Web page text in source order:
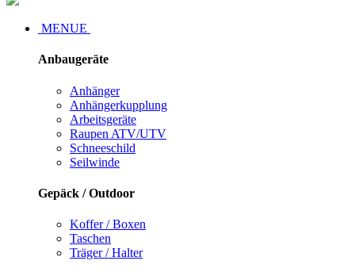
MENUE
Anbaugeräte
Anhänger
Anhängerkupplung
Arbeitsgeräte
Raupen ATV/UTV
Schneeschild
Seilwinde
Gepäck / Outdoor
Koffer / Boxen
Taschen
Träger / Halter